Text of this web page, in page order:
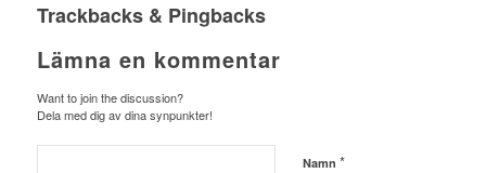
Trackbacks & Pingbacks
Lämna en kommentar
Want to join the discussion?
Dela med dig av dina synpunkter!
Namn *